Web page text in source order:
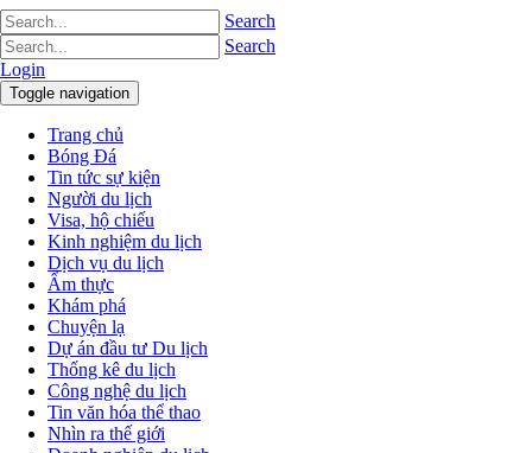
Search
Search
Login
Toggle navigation
Trang chủ
Bóng Đá
Tin tức sự kiện
Người du lịch
Visa, hộ chiếu
Kinh nghiệm du lịch
Dịch vụ du lịch
Ẩm thực
Khám phá
Chuyện lạ
Dự án đầu tư Du lịch
Thống kê du lịch
Công nghệ du lịch
Tin văn hóa thể thao
Nhìn ra thế giới